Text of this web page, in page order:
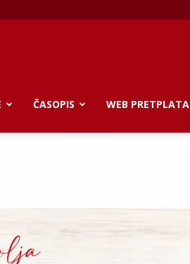
ČASOPIS WEB PRETPLATA